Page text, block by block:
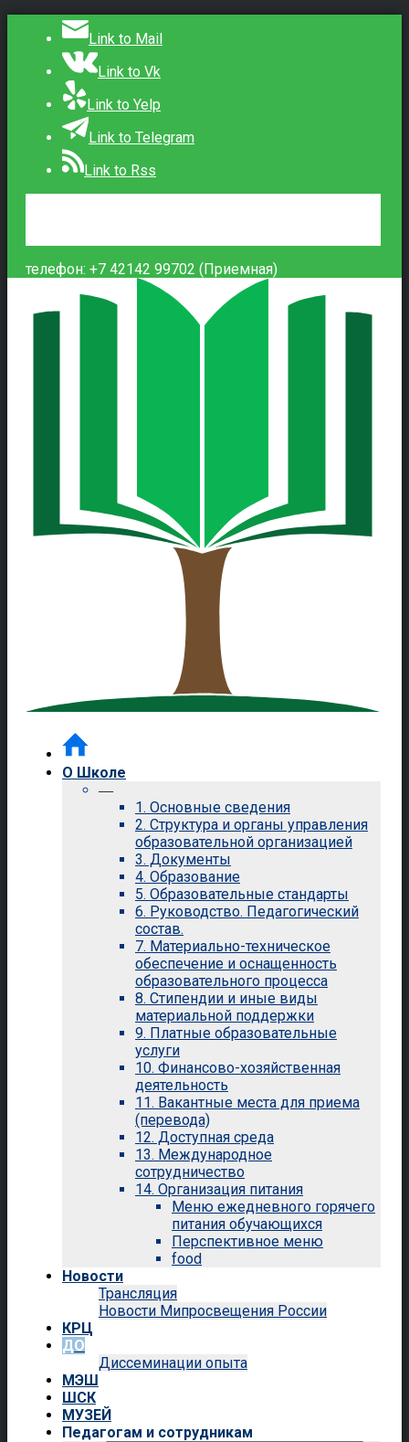
Link to Mail
Link to Vk
Link to Yelp
Link to Telegram
Link to Rss
телефон: +7 42142 99702 (Приемная)
О Школе
—
1. Основные сведения
2. Структура и органы управления
образовательной организацией
3. Документы
4. Образование
5. Образовательные стандарты
6. Руководство. Педагогический
состав.
7. Материально-техническое
обеспечение и оснащенность
образовательного процесса
8. Стипендии и иные виды
материальной поддержки
9. Платные образовательные
услуги
10. Финансово-хозяйственная
деятельность
11. Вакантные места для приема
(перевода)
12. Доступная среда
13. Международное
сотрудничество
14. Организация питания
Меню ежедневного горячего
питания обучающихся
Перспективное меню
food
Новости
Трансляция
Новости Мипросвещения России
КРЦ
ДО
Диссеминации опыта
МЭШ
ШСК
МУЗЕЙ
Педагогам и сотрудникам